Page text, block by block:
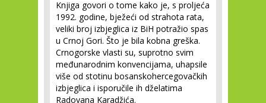
Knjiga govori o tome kako je, s proljeća
1992. godine, bježeći od strahota rata,
veliki broj izbjeglica iz BiH potražio spas
u Crnoj Gori. Što je bila kobna greška.
Crnogorske vlasti su, suprotno svim
međunarodnim konvencijama, uhapsile
više od stotinu bosanskohercegovačkih
izbjeglica i isporučile ih dželatima
Radovana Karadžića.